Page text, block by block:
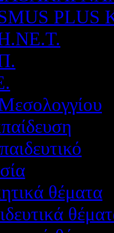
θέματα